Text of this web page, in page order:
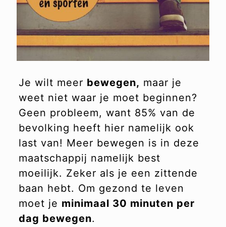
Je wilt meer bewegen, maar je
weet niet waar je moet beginnen?
Geen probleem, want 85% van de
bevolking heeft hier namelijk ook
last van! Meer bewegen is in deze
maatschappij namelijk best
moeilijk. Zeker als je een zittende
baan hebt. Om gezond te leven
moet je minimaal 30 minuten per
dag bewegen.